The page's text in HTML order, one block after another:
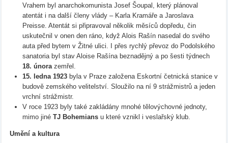
Vrahem byl anarchokomunista Josef Šoupal, který plánoval
atentát i na další členy vlády – Karla Kramáře a Jaroslava
Preisse. Atentát si připravoval několik měsíců dopředu, čin
uskutečnil v onen den ráno, když Alois Rašín nasedal do svého
auta před bytem v Žitné ulici. I přes rychlý převoz do Podolského
sanatoria byl stav Aloise Rašína beznadějný a po šesti týdnech
18. únorazemřel.
15. ledna 1923byla v Praze založena Eskortní četnická stanice v
budově zemského velitelství. Sloužilo na ní 9 strážmistrů a jeden
vrchní strážmistr.
V roce 1923 byly také zakládány mnohé tělovýchovné jednoty,
mimo jiné TJ Bohemiansu které vznikl i veslařský klub.
Umění a kultura